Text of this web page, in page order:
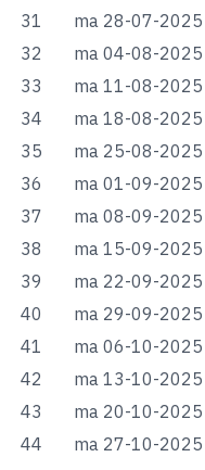
31
ma 28-07-2025
32
ma 04-08-2025
33
ma 11-08-2025
34
ma 18-08-2025
35
ma 25-08-2025
36
ma 01-09-2025
37
ma 08-09-2025
38
ma 15-09-2025
39
ma 22-09-2025
40
ma 29-09-2025
41
ma 06-10-2025
42
ma 13-10-2025
43
ma 20-10-2025
44
ma 27-10-2025